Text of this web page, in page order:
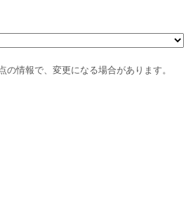
情報で、変更になる場合があります。